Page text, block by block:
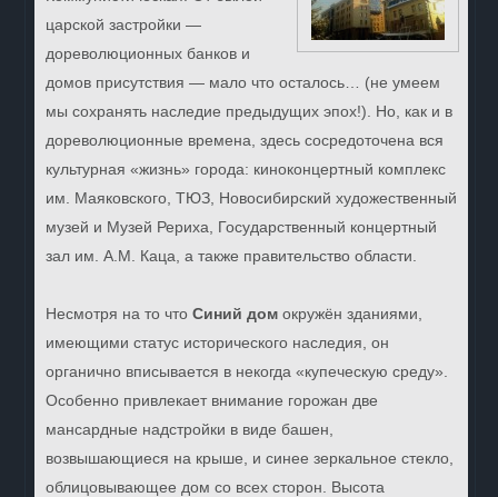
царской застройки —
дореволюционных банков и
домов присутствия — мало что осталось… (не умеем
мы сохранять наследие предыдущих эпох!). Но, как и в
дореволюционные времена, здесь сосредоточена вся
культурная «жизнь» города: киноконцертный комплекс
им. Маяковского, ТЮЗ, Новосибирский художественный
музей и Музей Рериха, Государственный концертный
зал им. А.М. Каца, а также правительство области.
Несмотря на то чтоСиний дом окружён зданиями,
имеющими статус исторического наследия, он
органично вписывается в некогда «купеческую среду».
Особенно привлекает внимание горожан две
мансардные надстройки в виде башен,
возвышающиеся на крыше, и синее зеркальное стекло,
облицовывающее дом со всех сторон. Высота